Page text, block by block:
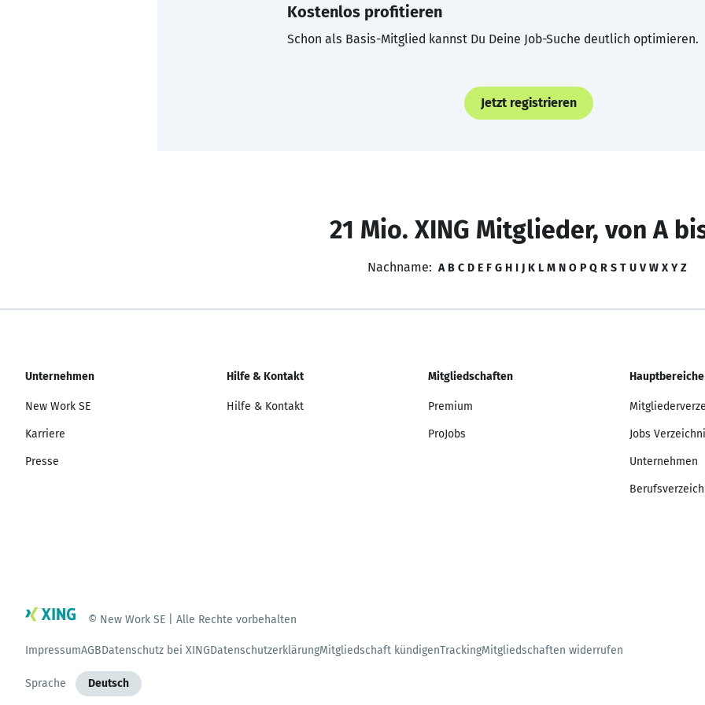
Kostenlos profitieren
Schon als Basis-Mitglied kannst Du Deine Job-Suche deutlich optimieren.
Jetzt registrieren
21 Mio. XING Mitglieder, von A
Nachname: A B C D E F G H I J K L M N O P Q R S T U V W X Y Z
Unternehmen
New Work SE
Karriere
Presse
Hilfe & Kontakt
Hilfe & Kontakt
Mitgliedschaften
Premium
ProJobs
Hauptbereiche
Jobs
Unternehmen
© New Work SE | Alle Rechte vorbehalten
ImpressumAGBDatenschutz bei XINGDatenschutzerklärungMitgliedschaft kündigenTrackingMitgliedschaften widerrufen
Sprache Deutsch